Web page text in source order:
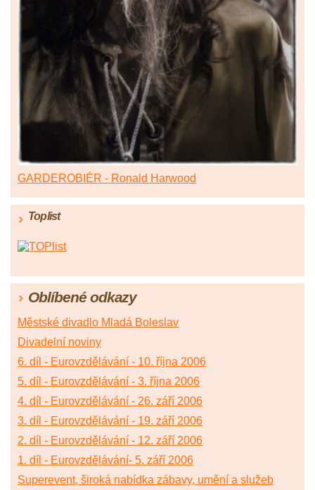
GARDEROBIÉR - Ronald Harwood
Toplist
Oblíbené odkazy
Městské divadlo Mladá Boleslav
Divadelní noviny
6. díl - Eurovzdělávání - 10. října 2006
5. díl - Eurovzdělávání - 3. října 2006
4. díl - Eurovzdělávání - 26. září 2006
3. díl - Eurovzdělávání - 19. září 2006
2. díl - Eurovzdělávání - 12. září 2006
1. díl - Eurovzdělávání- 5. září 2006
Superevent, široká nabídka zábavy, umění a služeb